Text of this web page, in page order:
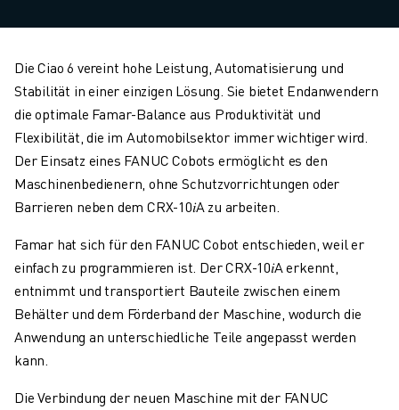
Die Ciao 6 vereint hohe Leistung, Automatisierung und
Stabilität in einer einzigen Lösung. Sie bietet Endanwendern
die optimale Famar-Balance aus Produktivität und
Flexibilität, die im Automobilsektor immer wichtiger wird.
Der Einsatz eines FANUC Cobots ermöglicht es den
Maschinenbedienern, ohne Schutzvorrichtungen oder
Barrieren neben dem CRX-10𝑖A zu arbeiten.
Famar hat sich für den FANUC Cobot entschieden, weil er
einfach zu programmieren ist. Der CRX-10𝑖A erkennt,
entnimmt und transportiert Bauteile zwischen einem
Behälter und dem Förderband der Maschine, wodurch die
Anwendung an unterschiedliche Teile angepasst werden
kann.
Die Verbindung der neuen Maschine mit der FANUC